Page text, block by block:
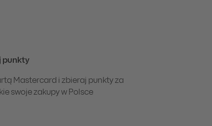
punkty
Mastercard i zbieraj punkty za
swoje zakupy w Polsce